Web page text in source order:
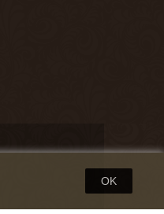
OK